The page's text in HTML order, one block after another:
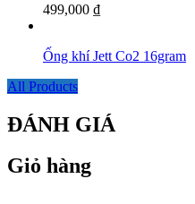
499,000 ₫
Ống khí Jett Co2 16gram
All Products
ĐÁNH GIÁ
Giỏ hàng